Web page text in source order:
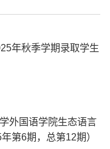
年秋季学期录取学生
外国语学院生态语言
第6期，总第12期）